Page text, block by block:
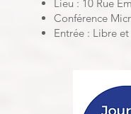
Lieu : 10 Rue
Conférence
Entrée : Libre